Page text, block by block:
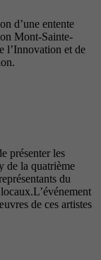
d’une entente
Mont-Sainte-
l’Innovation et de
présenter les
de la quatrième
du
de ces artistes